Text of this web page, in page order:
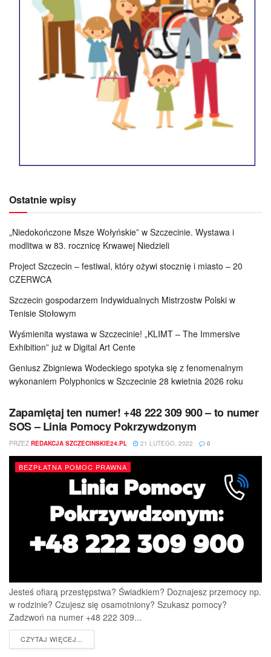
Ostatnie wpisy
„Niedokończone Msze Wołyńskie” w Szczecinie. Wystawa i
modlitwa w 83. rocznicę Krwawej Niedzieli
Project Szczecin – festiwal, który ożywi stocznię i miasto – 20
CZERWCA
Szczecin gospodarzem Indywidualnych Mistrzostw Polski w
Tenisie Stołowym
Wyśmienita wystawa w Szczecinie! „KLIMT – The Immersive
Exhibition” już w Digital Art Cente
Geniusz Zbigniewa Wodeckiego spotyka się z fenomenalnym
wykonaniem Polyphonics w Szczecinie 28 kwietnia 2026 roku
Zapamiętaj ten numer! +48 222 309 900 – to numer
SOS – Linia Pomocy Pokrzywdzonym
PRZEZ REDAKCJA SZCZECINSKIE24.PL 21 LUTEGO, 2022 0
BEZPŁATNA POMOC PRAWNA
Jesteś ofiarą przestępstwa? Świadkiem? Doznajesz przemocy np.
w rodzinie? Czujesz się osamotniony? Szukasz pomocy?
Zadzwoń na numer +48 222 309...
CZYTAJ WIĘCEJ...